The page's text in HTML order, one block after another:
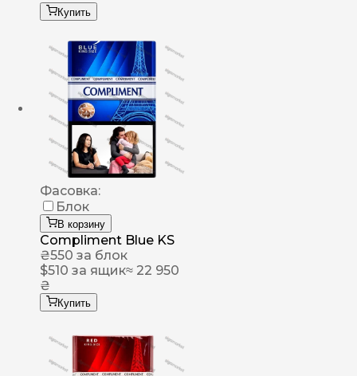
Купить
Фасовка:
Блок
В корзину
Compliment Blue KS
₴550 за блок
$510 за ящик≈ 22 950
₴
Купить